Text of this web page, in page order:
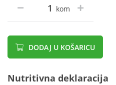
kom
DODAJ U KOŠARICU
Nutritivna deklaracija